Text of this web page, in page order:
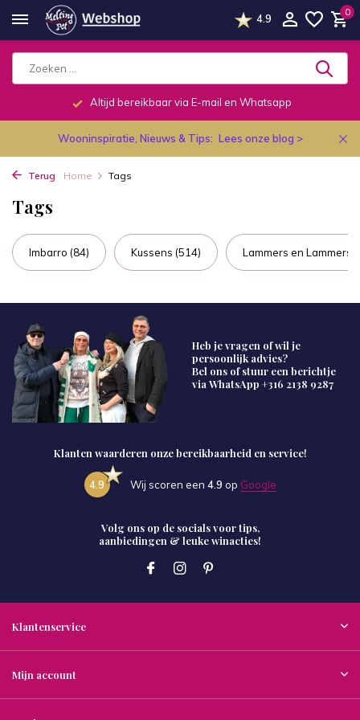
4.9
0
Altijd bereikbaar via E-mail en Whatsapp
Wooninspiratie, Nieuws & Tips: Lees onze blog >
Terug Home Tags
Tags
Imbarro (84) Kussens (514) Lammers en Lammers
Heb je vragen of wil je
persoonlijk advies?
Bel ons of stuur een berichtje
via WhatsApp +316 2138 9287
Klanten waarderen onze bereikbaarheid en service!
4.9 Wij scoren een 4.9 op Google
Volg ons op de socials voor tips,
aanbiedingen & leuke winacties!
Klantenservice
Mijn account